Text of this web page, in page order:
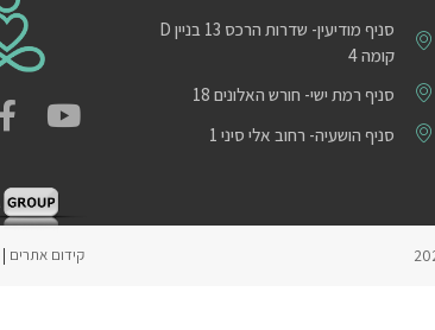
סניף מודיעין- שדרות הרכס 13 בניין D
קומה 4
סניף רמת ישי- חורש האלונים 18
סניף הושעיה- רחוב אלי סיני 1
קידום אתרים |